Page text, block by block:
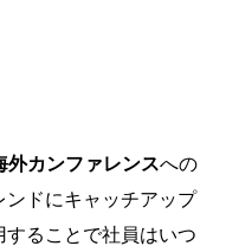
外カンファレンスへの
ドにキャッチアップ
ることで社員はいつ